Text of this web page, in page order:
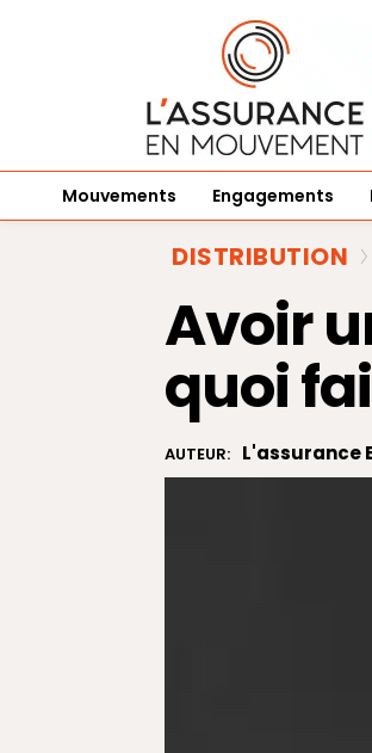
Mouvements Engagements
DISTRIBUTION
Avoir
quoi
AUTEUR: L'assurance